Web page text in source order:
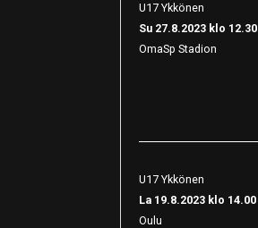
U17 Ykkönen
Su 27.8.2023 klo 12.30
OmaSp Stadion
U17 Ykkönen
La 19.8.2023 klo 14.00
Oulu